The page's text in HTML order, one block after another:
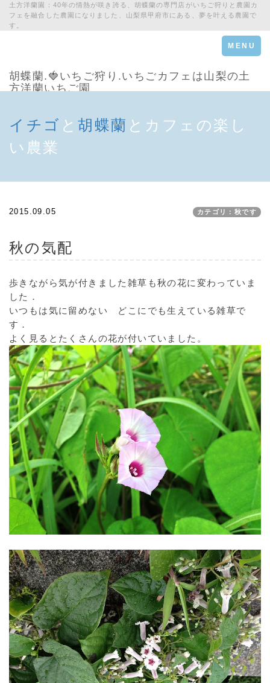
土方洋蘭園：40年の情熱が咲き誇る、胡蝶蘭の専門店がいちご狩りと農園カ
フェを融合した農園になりました、山梨県甲府市にある、夢を叶える農園で
す。
Toggle
navigation
MENU
胡蝶蘭.🍓いちご狩り.いちごカフェは山梨の土
方洋蘭いちご園
イチゴ と 胡蝶蘭 とカフェの楽し
い農業
2015.09.05 カテゴリ：秋です
秋の気配
歩きながら気が付きました雑草も秋の花に変わっていま
した．
いつもは気に留めない どこにでも生えている雑草で
す．
よく見るとたくさんの花が付いていました。